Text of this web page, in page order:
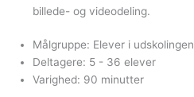
billede- og videodeling.
Målgruppe: Elever i
Deltagere: 5 - 36 elever
Varighed: 90 minutter